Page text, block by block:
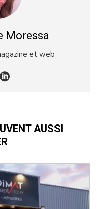
Moressa
et web
AUSSI